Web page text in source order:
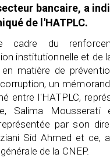
bancaire, a
de l'HATPLC.
cadre du
institutionnelle et de
en matière de
un
entre l'HATPLC,
Salima
par son
Sid Ahmed et ce,
de la CNEP.